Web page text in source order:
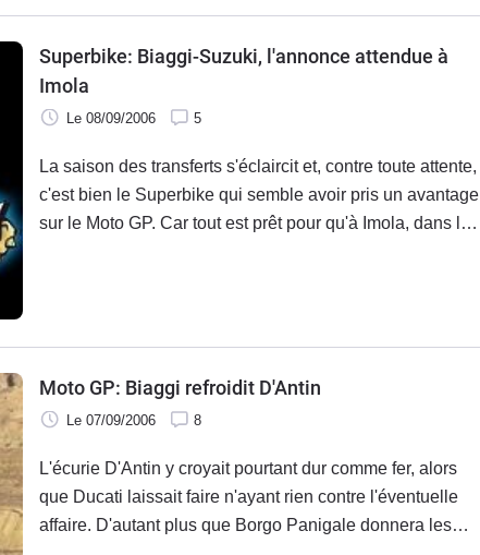
Superbike: Biaggi-Suzuki, l'annonce attendue à
Imola
Le 08/09/2006 5
La saison des transferts s'éclaircit et, contre toute attente,
c'est bien le Superbike qui semble avoir pris un avantage
sur le Moto GP. Car tout est prêt pour qu'à Imola, dans le
Moto GP: Biaggi refroidit D'Antin
Le 07/09/2006 8
L'écurie D'Antin y croyait pourtant dur comme fer, alors
que Ducati laissait faire n'ayant rien contre l'éventuelle
affaire. D'autant plus que Borgo Panigale donnera les